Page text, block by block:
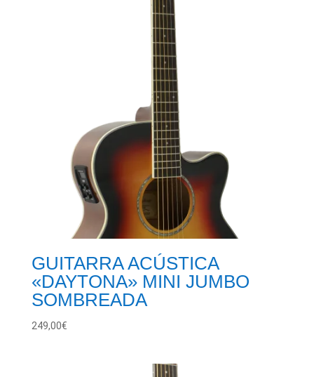
GUITARRA ACÚSTICA
«DAYTONA» MINI JUMBO
SOMBREADA
249,00€